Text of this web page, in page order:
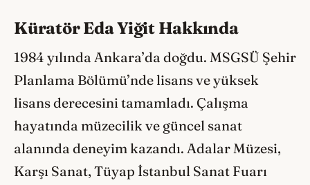
Küratör Eda Yiğit Hakkında
1984 yılında Ankara’da doğdu. MSGSÜ Şehir
Planlama Bölümü’nde lisans ve yüksek
lisans derecesini tamamladı. Çalışma
hayatında müzecilik ve güncel sanat
alanında deneyim kazandı. Adalar Müzesi,
Karşı Sanat, Tüyap İstanbul Sanat Fuarı